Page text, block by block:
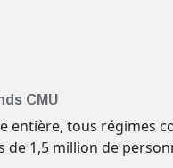
CMU
entière, tous régimes
de 1,5 million de